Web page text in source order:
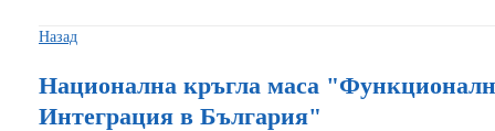
Назад
Национална кръгла маса
Интеграция в България"